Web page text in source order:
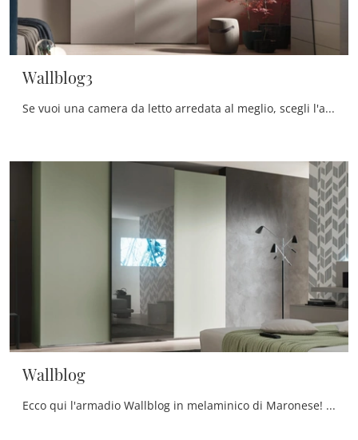
Wallblog3
Se vuoi una camera da letto arredata al meglio, scegli l'armadio Wallblog3 con ante scorrevoli di Maronese!
Wallblog
Ecco qui l'armadio Wallblog in melaminico di Maronese! Una ricca gamma di armadi a muro con ante scorrevoli.